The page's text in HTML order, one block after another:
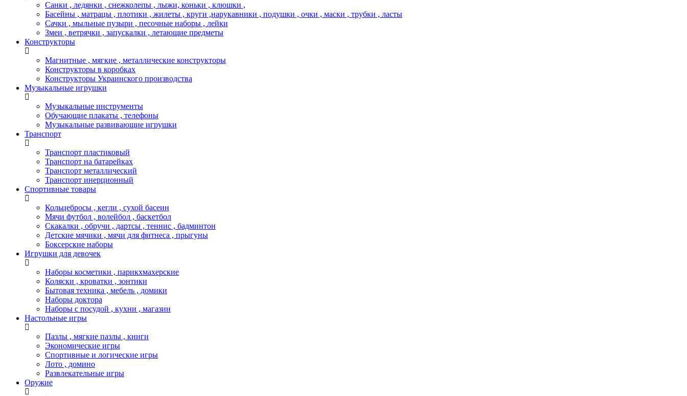
Санки , ледянки , снежколепы , лыжи, коньки , клюшки ,
Басейны , матрацы , плотики , жилеты , круги ,нарукавники , подушки , очки , маски , трубки , ласты
Сачки , мыльные пузыри , песочные наборы , лейки
Змеи , ветрячки , запускалки , летающие предметы
Конструкторы
Магнитные , мягкие , металлические конструкторы
Конструкторы в коробках
Конструкторы Украинского производства
Музыкальные игрушки
Музыкальные инструменты
Обучающие плакаты , телефоны
Музыкальные развивающие игрушки
Транспорт
Транспорт пластиковый
Транспорт на батарейках
Транспорт металлический
Транспорт инерционный
Спортивные товары
Кольцебросы , кегли , сухой басеин
Мячи футбол , волейбол , баскетбол
Скакалки , обручи , дартсы , теннис , бадминтон
Детские мячики , мячи для фитнеса , прыгуны
Боксерские наборы
Игрушки для девочек
Наборы косметики , парикхмахерские
Коляски , кроватки , зонтики
Бытовая техника , мебель , домики
Наборы доктора
Наборы с посудой , кухни , магазин
Настольные игры
Пазлы , мягкие пазлы , книги
Экономические игры
Спортивные и логические игры
Лото , домино
Развлекательные игры
Оружие